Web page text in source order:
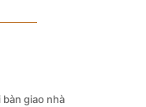
bàn giao nhà